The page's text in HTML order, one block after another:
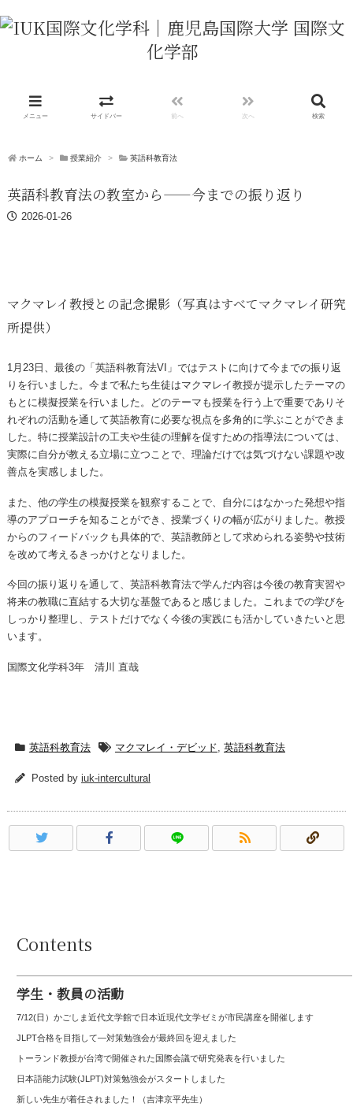
メニュー サイドバー 前へ 次へ 検索
ホーム > 授業紹介 > 英語科教育法
英語科教育法の教室から——今までの振り返り
2026-01-26
マクマレイ教授との記念撮影（写真はすべてマクマレイ研究
所提供）
1月23日、最後の「英語科教育法VI」ではテストに向けて今までの振り返
りを行いました。今まで私たち生徒はマクマレイ教授が提示したテーマの
もとに模擬授業を行いました。どのテーマも授業を行う上で重要でありそ
れぞれの活動を通して英語教育に必要な視点を多角的に学ぶことができま
した。特に授業設計の工夫や生徒の理解を促すための指導法については、
実際に自分が教える立場に立つことで、理論だけでは気づけない課題や改
善点を実感しました。
また、他の学生の模擬授業を観察することで、自分にはなかった発想や指
導のアプローチを知ることができ、授業づくりの幅が広がりました。教授
からのフィードバックも具体的で、英語教師として求められる姿勢や技術
を改めて考えるきっかけとなりました。
今回の振り返りを通して、英語科教育法で学んだ内容は今後の教育実習や
将来の教職に直結する大切な基盤であると感じました。これまでの学びを
しっかり整理し、テストだけでなく今後の実践にも活かしていきたいと思
います。
国際文化学科3年 清川 直哉
英語科教育法 マクマレイ・デビッド, 英語科教育法
Posted by iuk-intercultural
Contents
学生・教員の活動
7/12(日）かごしま近代文学館で日本近現代文学ゼミが市民講座を開催します
JLPT合格を目指して—対策勉強会が最終回を迎えました
トーランド教授が台湾で開催された国際会議で研究発表を行いました
日本語能力試験(JLPT)対策勉強会がスタートしました
新しい先生が着任されました！（吉津京平先生）